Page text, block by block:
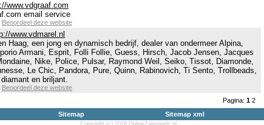
www.vdgraaf.com
email service
Beoordeel deze website
www.vdmarel.nl
Haag, een jong en dynamisch bedrijf, dealer van ondermeer Alpina,
Armani, Esprit, Folli Follie, Guess, Hirsch, Jacob Jensen, Jacques
Nike, Police, Pulsar, Raymond Weil, Seiko, Tissot, Diamonde,
Le Chic, Pandora, Pure, Quinn, Rabinovich, Ti Sento, Trollbeads,
en briljant.
Beoordeel deze website
Pagina: 1 2
Sitemap Sitemap xml
Copyright (c) 2026 OnlineZakengids.nl